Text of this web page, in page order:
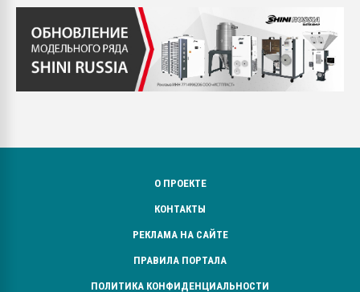
О ПРОЕКТЕ
КОНТАКТЫ
РЕКЛАМА НА САЙТЕ
ПРАВИЛА ПОРТАЛА
ПОЛИТИКА КОНФИДЕНЦИАЛЬНОСТИ